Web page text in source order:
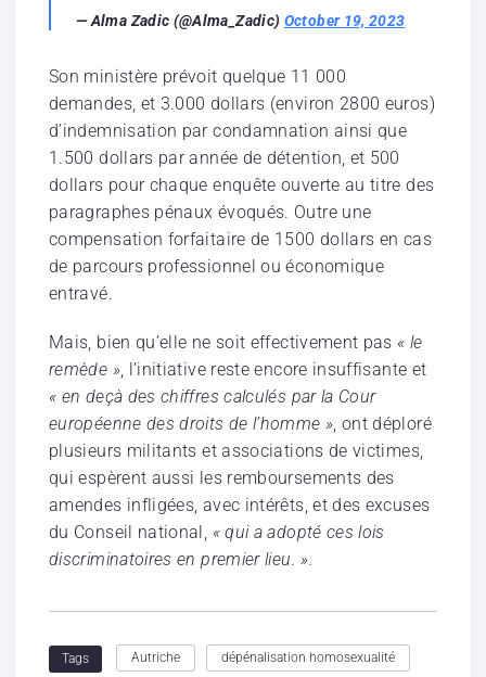
— Alma Zadic (@Alma_Zadic) October 19, 2023
Son ministère prévoit quelque 11 000
demandes, et 3.000 dollars (environ 2800 euros)
d’indemnisation par condamnation ainsi que
1.500 dollars par année de détention, et 500
dollars pour chaque enquête ouverte au titre des
paragraphes pénaux évoqués. Outre une
compensation forfaitaire de 1500 dollars en cas
de parcours professionnel ou économique
entravé.
Mais, bien qu’elle ne soit effectivement pas « le
remède », l’initiative reste encore insuffisante et
« en deçà des chiffres calculés par la Cour
européenne des droits de l’homme », ont déploré
plusieurs militants et associations de victimes,
qui espèrent aussi les remboursements des
amendes infligées, avec intérêts, et des excuses
du Conseil national, « qui a adopté ces lois
discriminatoires en premier lieu. ».
Tags Autriche dépénalisation homosexualité